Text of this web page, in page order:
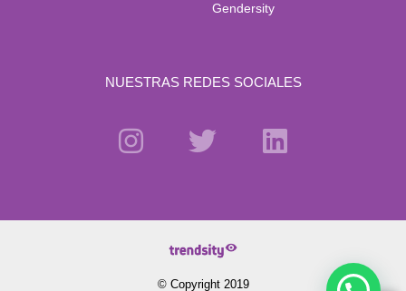
Gendersity
NUESTRAS REDES SOCIALES
© Copyright 2019